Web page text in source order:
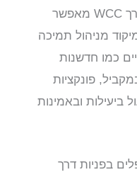
מיקור חוץ של תמיכת לקוחות דרך WCC מאפשר
מניהול תמיכה
כמו חדשנות
פונקציות
ביעילות ובאמינות
בפניות דרך